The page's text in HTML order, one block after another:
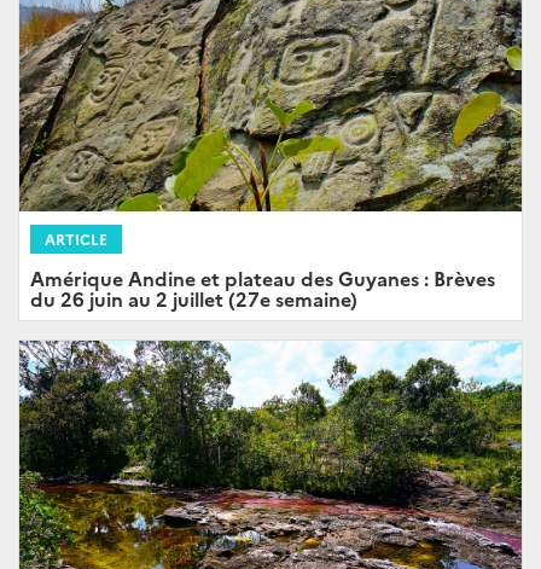
ARTICLE
Amérique Andine et plateau des Guyanes : Brèves
du 26 juin au 2 juillet (27e semaine)